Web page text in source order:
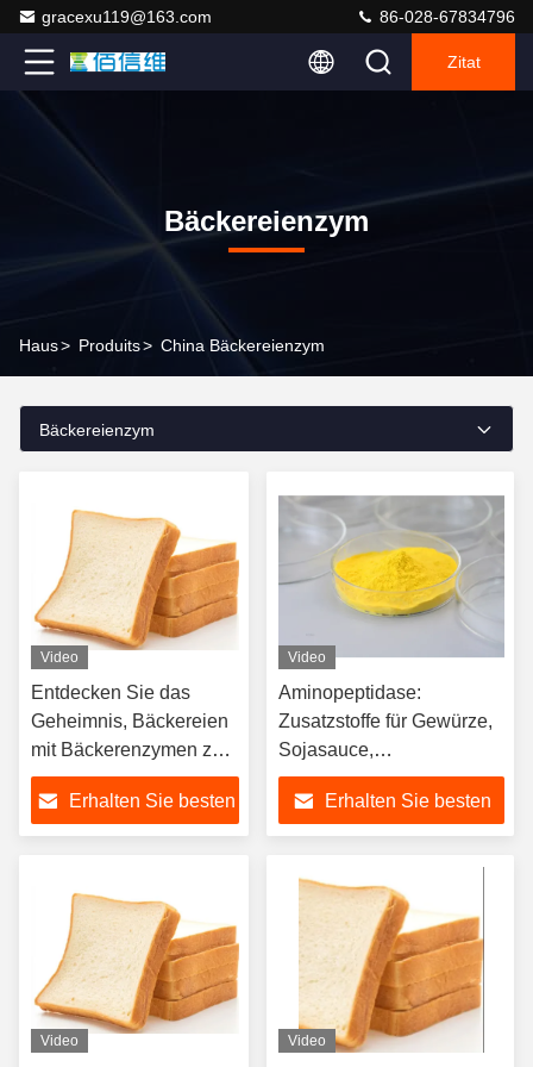
gracexu119@163.com 86-028-67834796
Zitat
Bäckereienzym
Haus> Produits> China Bäckereienzym
Bäckereienzym
Video
Entdecken Sie das
Geheimnis, Bäckereien
mit Bäckerenzymen zu
perfektionieren
Erhalten Sie besten
Video
Aminopeptidase:
Zusatzstoffe für Gewürze,
Sojasauce,
Soßenzusatzstoffe
Erhalten Sie besten
Video Video